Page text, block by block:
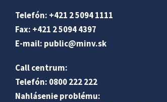
Telefón: +421 2 5094 1111
Fax: +421 2 5094 4397
E-mail: public@minv.sk
Call centrum:
Telefón: 0800 222 222
Nahlásenie problému: